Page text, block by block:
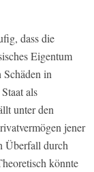
dass die
Eigentum
Schäden in
als
unter den
jener
Überfall durch
könnte